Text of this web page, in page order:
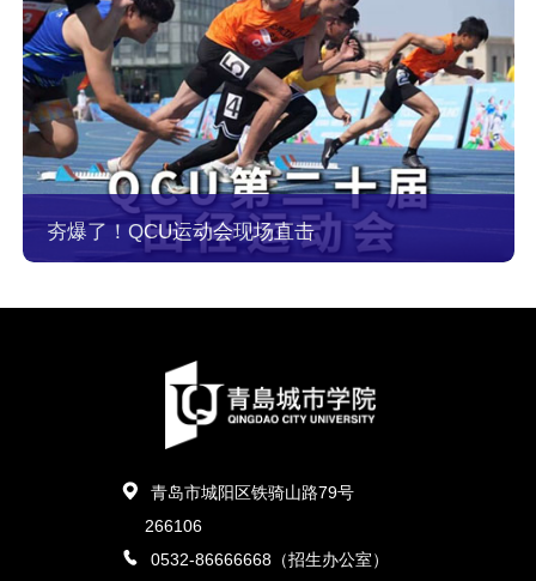
夯爆了！QCU运动会现场直击
青岛市城阳区铁骑山路79号
266106
0532-86666668（招生办公室）